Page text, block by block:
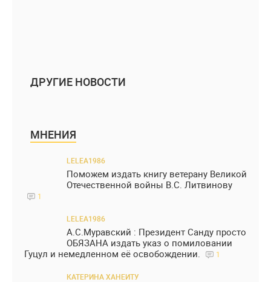
ДРУГИЕ НОВОСТИ
МНЕНИЯ
LELEA1986
Поможем издать книгу ветерану Великой
Отечественной войны В.С. Литвинову
1
LELEA1986
А.С.Муравский : Президент Санду просто
ОБЯЗАНА издать указ о помиловании
Гуцул и немедленном её освобождении.
1
КАТЕРИНА ХАНЕИТУ